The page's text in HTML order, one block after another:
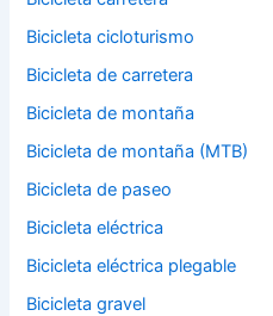
Bicicleta cicloturismo
Bicicleta de carretera
Bicicleta de montaña
Bicicleta de montaña (MTB)
Bicicleta de paseo
Bicicleta eléctrica
Bicicleta eléctrica plegable
Bicicleta gravel